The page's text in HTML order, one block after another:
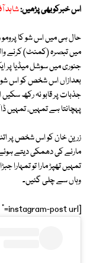
اس خبرکوبھی پڑھیں:شاہد
حال ہی میں اس شو کا پرومو
میں تبصرہ (کمنٹ) کرنے
جنوری میں سوشل میڈیا
بعدازاں اس شخص کو اس شو
جذبات پر قابو نہ رکھ
پہچانتا ہے تمہیں،
زرین خان کو اس شخص پر
مارنے کی دھمکی دیتے
تمہیں تھپڑ مارا تو تمہارا
وہاں سے چلی گئیں۔
[instagram-post url="